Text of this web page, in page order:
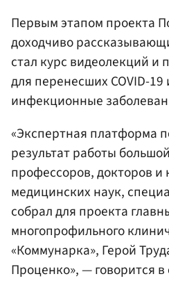
Первым этапом проекта
доходчиво
стал курс видеолекций и
для перенесших COVID-19
инфекционные
«Экспертная платформа
результат работы
профессоров, докторов и
медицинских наук,
собрал для проекта
многопрофильного
«Коммунарка», Герой
Проценко», — говорится